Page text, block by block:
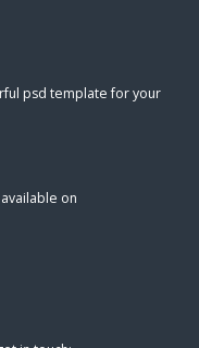
psd template for your
on